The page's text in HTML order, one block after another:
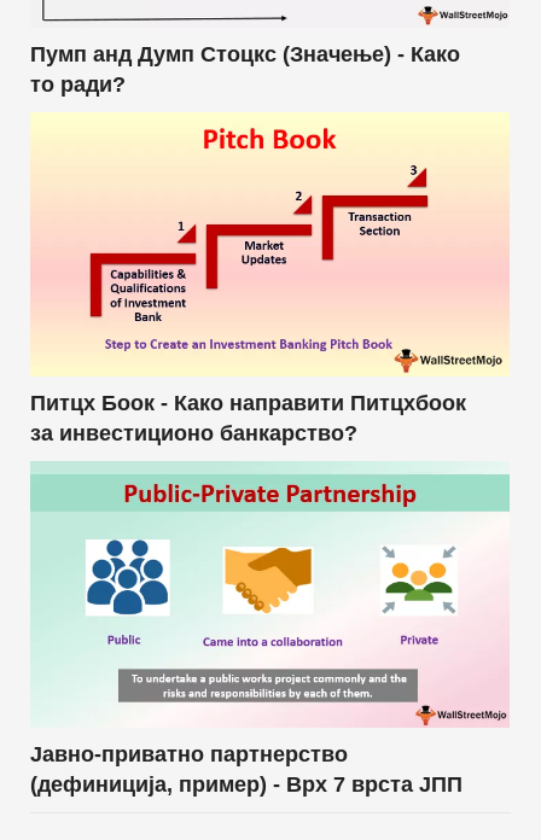
Пумп анд Думп Стоцкс (Значење) - Како
то ради?
Питцх Боок - Како направити Питцхбоок
за инвестиционо банкарство?
Јавно-приватно партнерство
(дефиниција, пример) - Врх 7 врста ЈПП